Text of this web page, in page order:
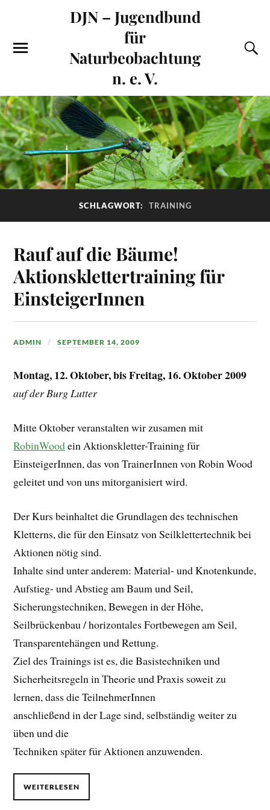
DJN – Jugendbund
für
Naturbeobachtung
n. e. V.
SCHLAGWORT: TRAINING
Rauf auf die Bäume!
Aktionsklettertraining für
EinsteigerInnen
ADMIN SEPTEMBER 14, 2009
Montag, 12. Oktober, bis Freitag, 16. Oktober 2009
auf der Burg Lutter
Mitte Oktober veranstalten wir zusamen mit
RobinWoodein Aktionskletter-Training für
EinsteigerInnen, das von TrainerInnen von Robin Wood
geleitet und von uns mitorganisiert wird.
Der Kurs beinhaltet die Grundlagen des technischen
Kletterns, die für den Einsatz von Seilklettertechnik bei
Aktionen nötig sind.
Inhalte sind unter anderem: Material- und Knotenkunde,
Aufstieg- und Abstieg am Baum und Seil,
Sicherungstechniken, Bewegen in der Höhe,
Seilbrückenbau / horizontales Fortbewegen am Seil,
Transparentehängen und Rettung.
Ziel des Trainings ist es, die Basistechniken und
Sicherheitsregeln in Theorie und Praxis soweit zu
lernen, dass die TeilnehmerInnen
anschließend in der Lage sind, selbständig weiter zu
üben und die
Techniken später für Aktionen anzuwenden.
WEITERLESEN